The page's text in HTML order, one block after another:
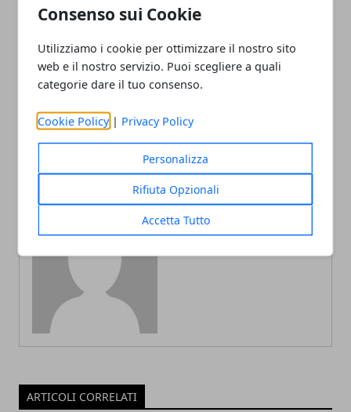
Consenso sui Cookie
Utilizziamo i cookie per ottimizzare il nostro sito
web e il nostro servizio. Puoi scegliere a quali
categorie dare il tuo consenso.
Cookie Policy | Privacy Policy
Personalizza
Rifiuta Opzionali
Accetta Tutto
Articolo Precedente
5 luoghi poco pubblicizzati
che dovresti visitare
Articolo Successivo
ARTICOLI CORRELATI